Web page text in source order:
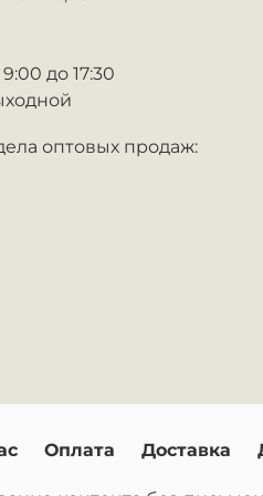
до 17:30
оптовых продаж:
Оплата Доставка